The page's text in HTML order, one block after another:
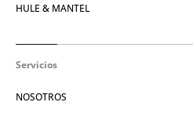
HULE & MANTEL
Servicios
NOSOTROS